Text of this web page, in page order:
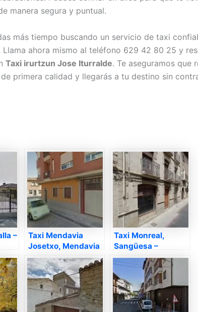
manera segura y puntual.
más tiempo buscando un servicio de taxi
Llama ahora mismo al teléfono 629 42 80 25 y
Taxi irurtzun Jose Iturralde. Te aseguramos que
primera calidad y llegarás a tu destino sin
–
Taxi Mendavia
Josetxo, Mendavia
– Navarra
Taxi Monreal,
Sangüesa –
Navarra